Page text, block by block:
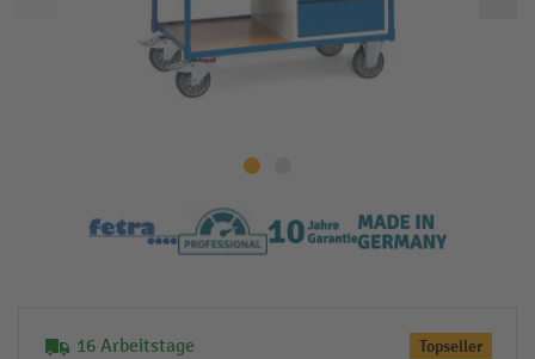
16 Arbeitstage Topseller